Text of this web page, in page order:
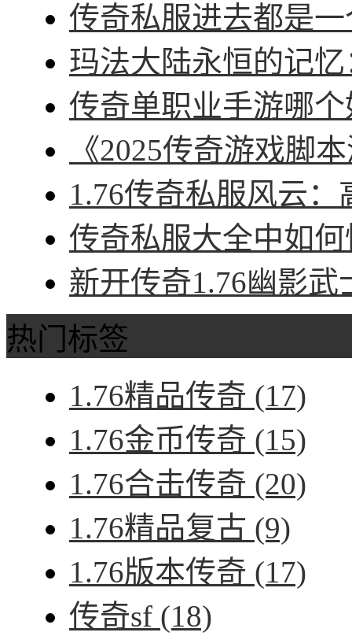
传奇私服进去都是
玛法大陆永恒的记
传奇单职业手游哪
《2025传奇游戏脚
1.76传奇私服风云
传奇私服大全中如
新开传奇1.76幽影
热门标签
1.76精品传奇 (17)
1.76金币传奇 (15)
1.76合击传奇 (20)
1.76精品复古 (9)
1.76版本传奇 (17)
传奇sf (18)